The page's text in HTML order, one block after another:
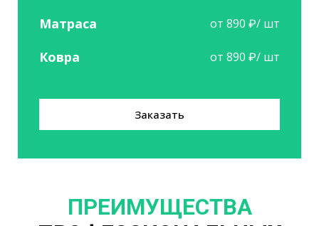
Матраса от 890 ₽/ шт
Ковра от 890 ₽/ шт
Заказать
ПРЕИМУЩЕСТВА